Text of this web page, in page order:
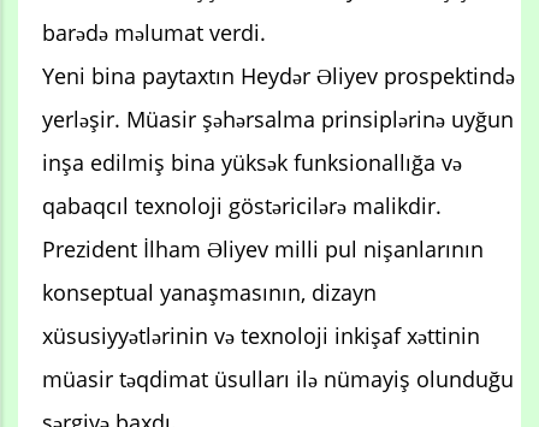
barədə məlumat verdi.
Yeni bina paytaxtın Heydər Əliyev prospektində
yerləşir. Müasir şəhərsalma prinsiplərinə uyğun
inşa edilmiş bina yüksək funksionallığa və
qabaqcıl texnoloji göstəricilərə malikdir.
Prezident İlham Əliyev milli pul nişanlarının
konseptual yanaşmasının, dizayn
xüsusiyyətlərinin və texnoloji inkişaf xəttinin
müasir təqdimat üsulları ilə nümayiş olunduğu